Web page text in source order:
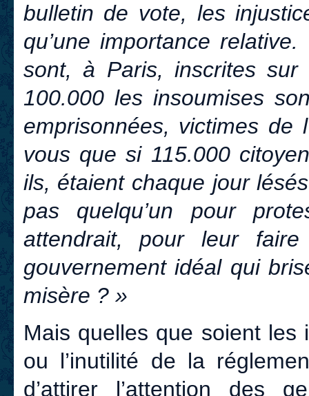
bulletin de vote, les
qu’une importance
sont, à Paris, inscrites
100.000 les insoumises
emprisonnées, victimes de
vous que si 115.000
ils, étaient chaque jour
pas quelqu’un pour
attendrait, pour leur faire
gouvernement idéal qui
misère ? »
Mais quelles que soient les
ou l’inutilité de la
d’attirer l’attention des